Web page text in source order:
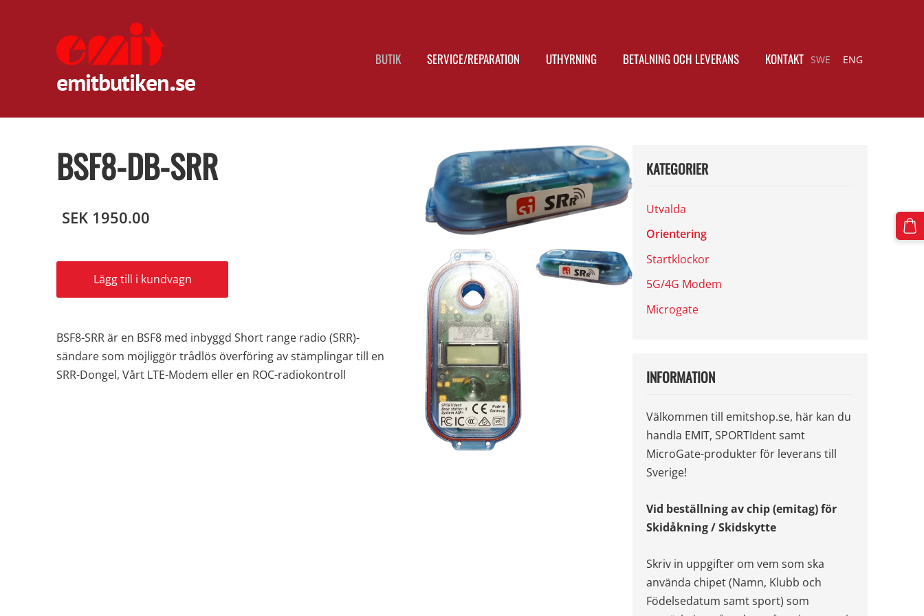
emitbutiken.se
BUTIK SERVICE/REPARATION UTHYRNING BETALNING OCH LEVERANS KONTAKT SWE ENG
KATEGORIER
Utvalda
Orientering
Startklockor
5G/4G Modem
Microgate
INFORMATION
Välkommen till emitshop.se, här kan du
handla EMIT, SPORTIdent samt
MicroGate-produkter för leverans till
Sverige!
Vid beställning av chip (emitag) för
Skidåkning / Skidskytte
Skriv in uppgifter om vem som ska
använda chipet (Namn, Klubb och
Födelsedatum samt sport) som
BSF8-DB-SRR
SEK 1950.00
Lägg till i kundvagn
BSF8-SRR är en BSF8 med inbyggd Short range radio (SRR)-
sändare som möjliggör trådlös överföring av stämplingar till en
SRR-Dongel, Vårt LTE-Modem eller en ROC-radiokontroll